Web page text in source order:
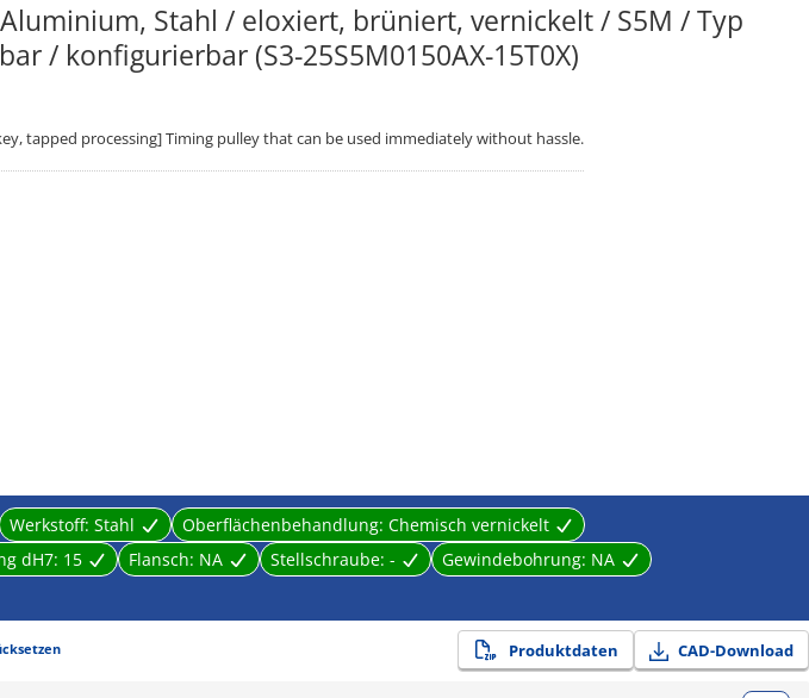
Stahl / eloxiert, brüniert, vernickelt / S5M / Typ
/ konfigurierbar (S3-25S5M0150AX-15T0X)
tapped processing] Timing pulley that can be used immediately without hassle.
Werkstoff: Stahl Oberflächenbehandlung: Chemisch vernickelt
dH7: 15 Flansch: NA Stellschraube: - Gewindebohrung: NA
Produktdaten CAD-Download